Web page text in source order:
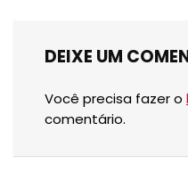
DEIXE UM
Você precisa fazer o
comentário.